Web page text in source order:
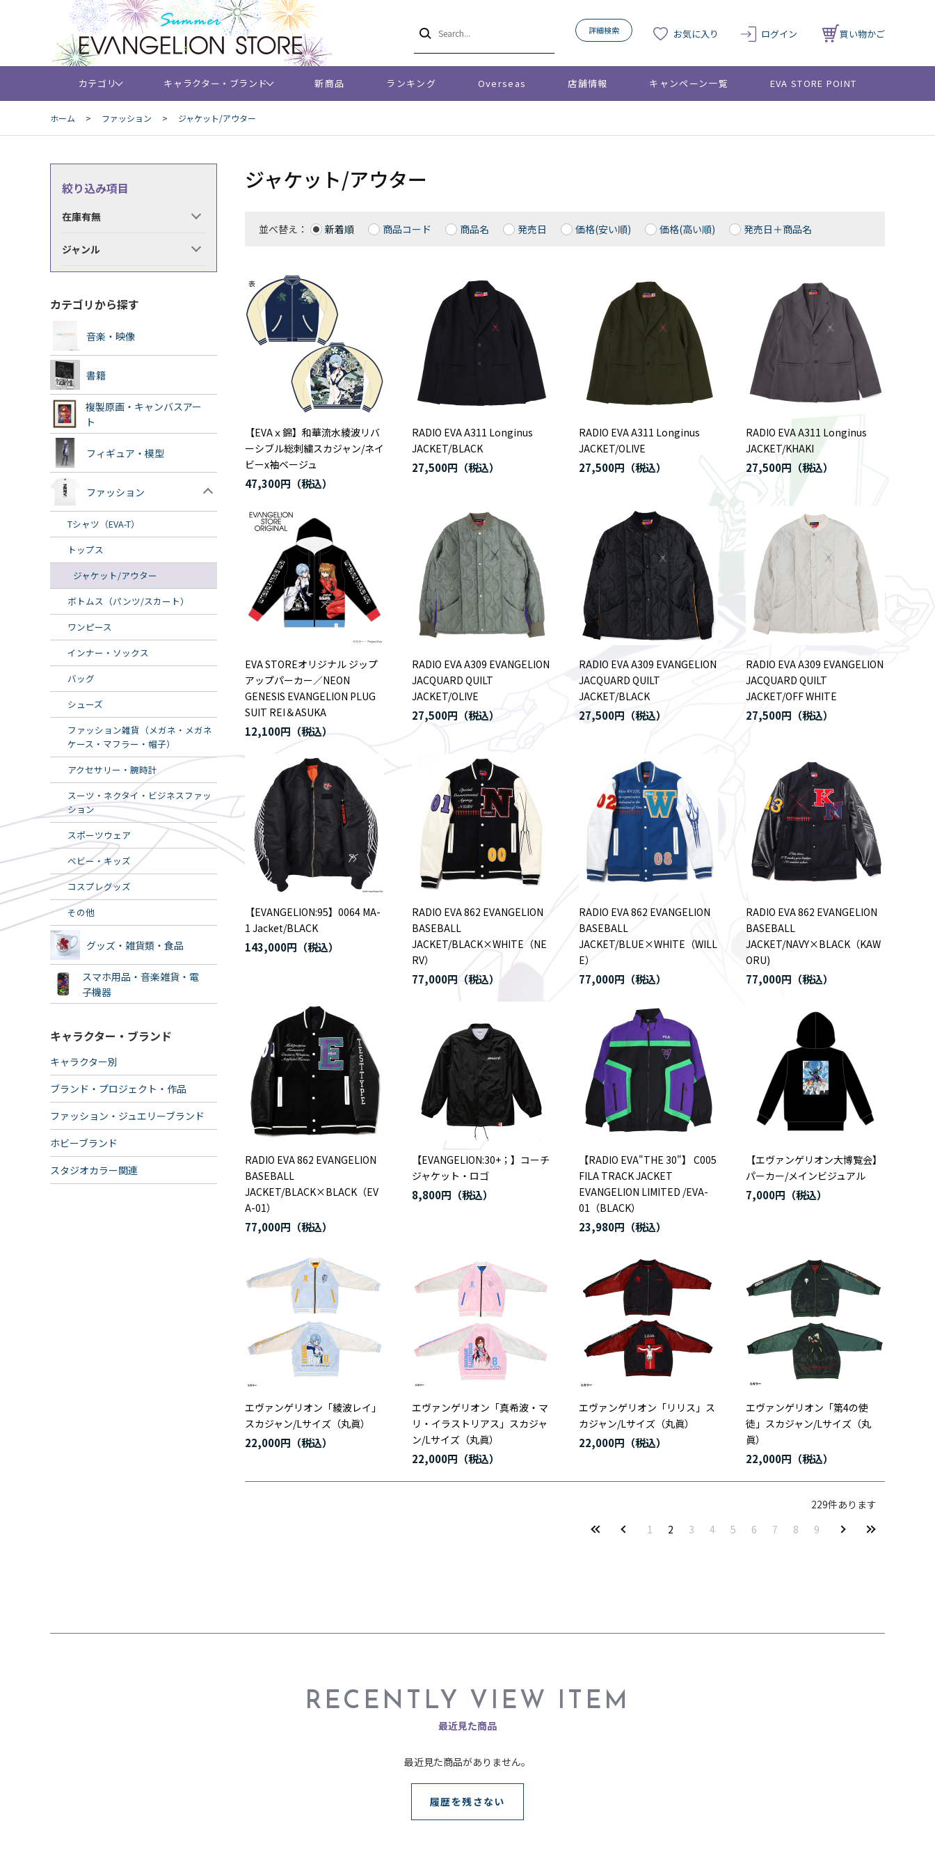
詳細検索 お気に入り ログイン 買い物かご
カテゴリ キャラクター・ブランド 新商品 ランキング Overseas 店舗情報 キャンペーン一覧 EVA STORE POINT
ホーム > ファッション > ジャケット/アウター
絞り込み項目
在庫有無
ジャンル
カテゴリから探す
音楽・映像
書籍
複製原画・キャンバスアー
ト
フィギュア・模型
ファッション
Tシャツ（EVA-T）
トップス
ジャケット/アウター
ボトムス（パンツ/スカート）
ワンピース
インナー・ソックス
バッグ
シューズ
ファッション雑貨（メガネ・メガネ
ケース・マフラー・帽子）
アクセサリー・腕時計
スーツ・ネクタイ・ビジネスファッ
ション
スポーツウェア
ベビー・キッズ
コスプレグッズ
その他
グッズ・雑貨類・食品
スマホ用品・音楽雑貨・電
子機器
キャラクター・ブランド
キャラクター別
ブランド・プロジェクト・作品
ファッション・ジュエリーブランド
ホビーブランド
スタジオカラー関連
ジャケット/アウター
並べ替え： 新着順 商品コード 商品名 発売日 価格(安い順) 価格(高い順) 発売日＋商品名
【EVAｘ錦】和華流水綾波リバ
ーシブル総刺繍スカジャン/ネイ
ビーx袖ベージュ
47,300円
RADIO EVA A311 Longinus
JACKET/BLACK
27,500円
RADIO EVA A311 Longinus
JACKET/OLIVE
27,500円
RADIO EVA A311 Longinus
JACKET/KHAKI
27,500円
EVA STOREオリジナル ジップ
アップパーカー／NEON
GENESIS EVANGELION PLUG
SUIT REI＆ASUKA
12,100円
RADIO EVA A309 EVANGELION
JACQUARD QUILT
JACKET/OLIVE
27,500円
RADIO EVA A309 EVANGELION
JACQUARD QUILT
JACKET/BLACK
27,500円
RADIO EVA A309 EVANGELION
JACQUARD QUILT
JACKET/OFF WHITE
27,500円
【EVANGELION:95】0064 MA-
1 Jacket/BLACK
143,000円
RADIO EVA 862 EVANGELION
BASEBALL
JACKET/BLACK×WHITE（NE
RV）
77,000円
RADIO EVA 862 EVANGELION
BASEBALL
JACKET/BLUE×WHITE（WILL
E）
77,000円
RADIO EVA 862 EVANGELION
BASEBALL
JACKET/NAVY×BLACK（KAW
ORU)
77,000円
RADIO EVA 862 EVANGELION
BASEBALL
JACKET/BLACK×BLACK（EV
A-01）
77,000円
【EVANGELION:30+；】コーチ
ジャケット・ロゴ
8,800円
【RADIO EVA"THE 30"】 C005
FILA TRACK JACKET
EVANGELION LIMITED /EVA-
01（BLACK）
23,980円
【エヴァンゲリオン大博覧会】
パーカー/メインビジュアル
7,000円
エヴァンゲリオン「綾波レイ」
スカジャン/Lサイズ（丸眞）
22,000円
エヴァンゲリオン「真希波・マ
リ・イラストリアス」スカジャ
ン/Lサイズ（丸眞）
22,000円
エヴァンゲリオン「リリス」ス
カジャン/Lサイズ（丸眞）
22,000円
エヴァンゲリオン「第4の使
徒」スカジャン/Lサイズ（丸
眞）
22,000円
229件あります
1
2 3 4 5 6 7 8 9
RECENTLY VIEW ITEM
最近見た商品
最近見た商品がありません。
履歴を残さない